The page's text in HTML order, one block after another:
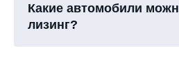
Какие автомобили
лизинг?